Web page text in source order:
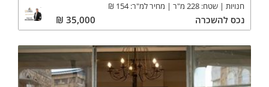
חנויות
שטח: 228 מ"ר מחיר למ"ר:154
₪
נכס להשכרה 35,000
₪